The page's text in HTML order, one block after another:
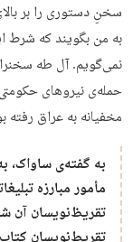
سخنِ دستوری را بر
به من بگویند که شرط
حمله‌ی نیروهای
مخفیانه به عراق رفته
به گفته‌ی ساواک،
مأمور مبارزه
تقریظ‌نویسان آن